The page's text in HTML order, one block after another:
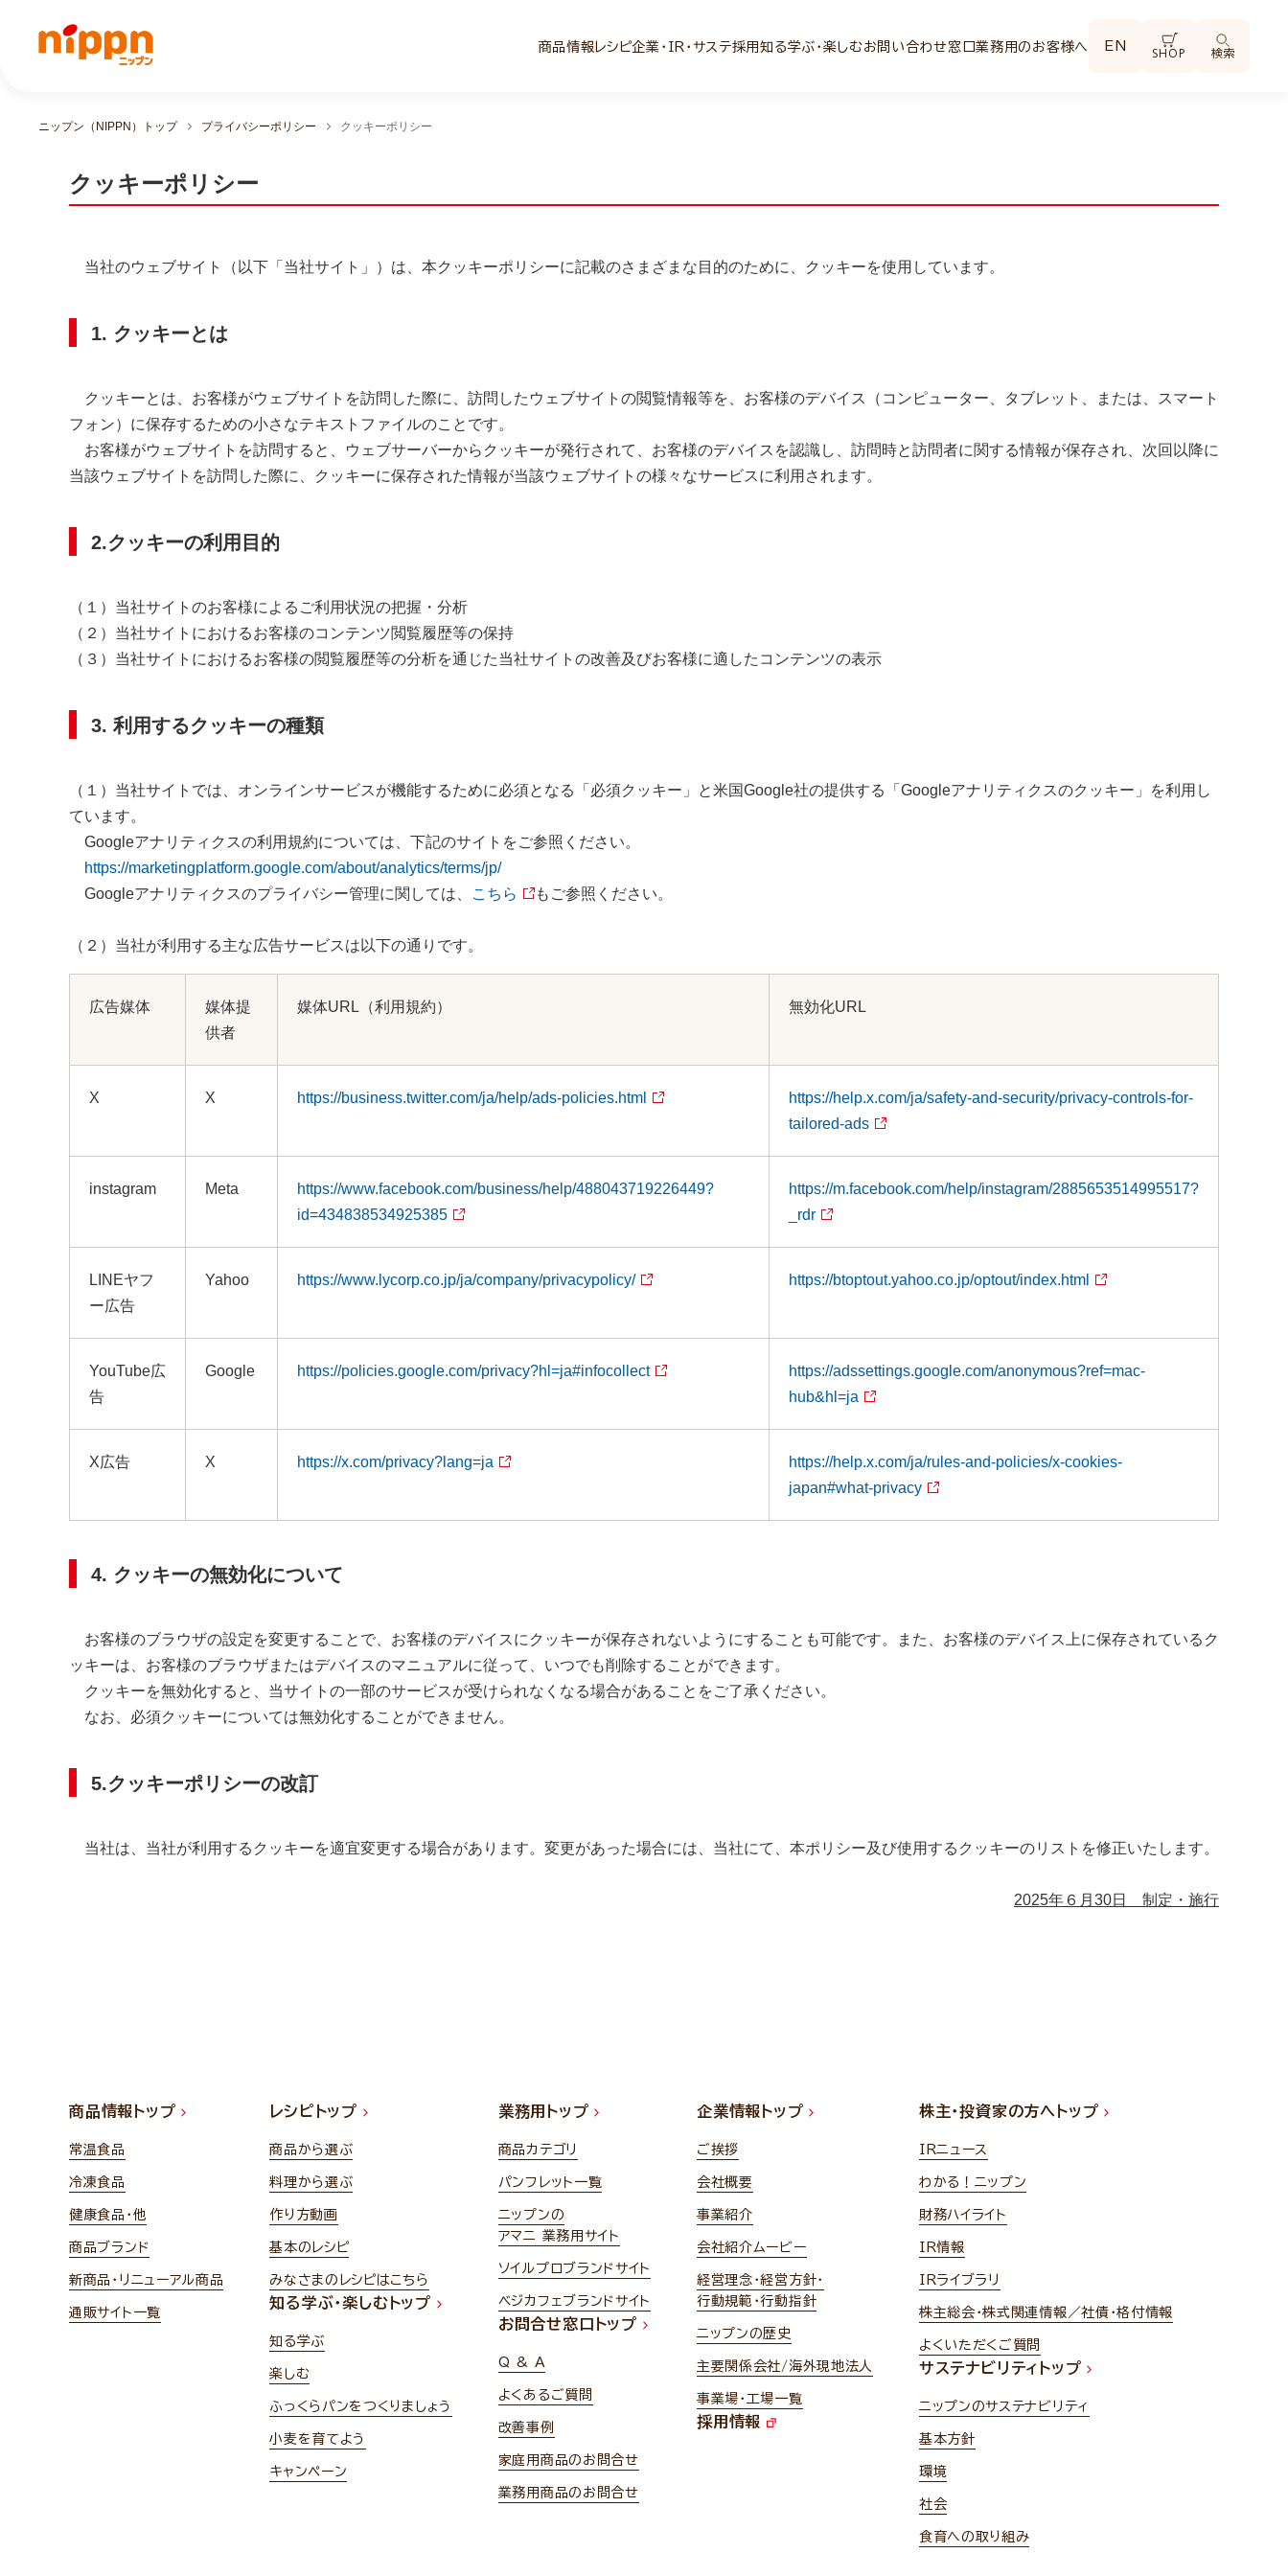
商品情報 レシピ企業・IR・サステ採用知る学ぶ・楽しむお問い合わせ窓口業務用のお客様へ EN SHOP 検索
ニップン（NIPPN）トップ プライバシーポリシー クッキーポリシー
クッキーポリシー
当社のウェブサイト（以下「当社サイト」）は、本クッキーポリシーに記載のさまざまな目的のために、クッキーを使用しています。
1. クッキーとは
クッキーとは、お客様がウェブサイトを訪問した際に、訪問したウェブサイトの閲覧情報等を、お客様のデバイス（コンピューター、タブレット、または、スマート
フォン）に保存するための小さなテキストファイルのことです。
お客様がウェブサイトを訪問すると、ウェブサーバーからクッキーが発行されて、お客様のデバイスを認識し、訪問時と訪問者に関する情報が保存され、次回以降に
当該ウェブサイトを訪問した際に、クッキーに保存された情報が当該ウェブサイトの様々なサービスに利用されます。
2.クッキーの利用目的
（１）当社サイトのお客様によるご利用状況の把握・分析
（２）当社サイトにおけるお客様のコンテンツ閲覧履歴等の保持
（３）当社サイトにおけるお客様の閲覧履歴等の分析を通じた当社サイトの改善及びお客様に適したコンテンツの表示
3. 利用するクッキーの種類
（１）当社サイトでは、オンラインサービスが機能するために必須となる「必須クッキー」と米国Google社の提供する「Googleアナリティクスのクッキー」を利用し
ています。
Googleアナリティクスの利用規約については、下記のサイトをご参照ください。
https://marketingplatform.google.com/about/analytics/terms/jp/
Googleアナリティクスのプライバシー管理に関しては、
こちら もご参照ください。
（２）当社が利用する主な広告サービスは以下の通りです。
広告媒体
媒体提
供者
媒体URL（利用規約） 無効化URL
X X https://business.twitter.com/ja/help/ads-policies.html
https://help.x.com/ja/safety-and-security/privacy-controls-for-
tailored-ads
instagram Meta
https://www.facebook.com/business/help/488043719226449?
id=434838534925385
https://m.facebook.com/help/instagram/2885653514995517?
_rdr
LINEヤフ
ー広告
Yahoo https://www.lycorp.co.jp/ja/company/privacypolicy/ https://btoptout.yahoo.co.jp/optout/index.html
YouTube広
告
Google https://policies.google.com/privacy?hl=ja#infocollect
https://adssettings.google.com/anonymous?ref=mac-
hub&hl=ja
X広告 X https://x.com/privacy?lang=ja
https://help.x.com/ja/rules-and-policies/x-cookies-
japan#what-privacy
4. クッキーの無効化について
お客様のブラウザの設定を変更することで、お客様のデバイスにクッキーが保存されないようにすることも可能です。また、お客様のデバイス上に保存されているク
ッキーは、お客様のブラウザまたはデバイスのマニュアルに従って、いつでも削除することができます。
クッキーを無効化すると、当サイトの一部のサービスが受けられなくなる場合があることをご了承ください。
なお、必須クッキーについては無効化することができません。
5.クッキーポリシーの改訂
当社は、当社が利用するクッキーを適宜変更する場合があります。変更があった場合には、当社にて、本ポリシー及び使用するクッキーのリストを修正いたします。
2025年６月30日 制定・施行
商品情報トップ
常温食品
冷凍食品
健康食品・他
商品ブランド
新商品・リニューアル商品
通販サイト一覧
レシピトップ
商品から選ぶ
料理から選ぶ
作り方動画
基本のレシピ
みなさまのレシピはこちら
知る学ぶ・楽しむトップ
知る学ぶ
楽しむ
ふっくらパンをつくりましょう
小麦を育てよう
キャンペーン
業務用トップ
商品カテゴリ
パンフレット一覧
ニップンの
アマニ 業務用サイト
ソイルプロブランドサイト
ベジカフェブランドサイト
お問合せ窓口トップ
Q & A
よくあるご質問
改善事例
家庭用商品のお問合せ
業務用商品のお問合せ
企業情報トップ
ご挨拶
会社概要
事業紹介
会社紹介ムービー
経営理念・経営方針・
行動規範・行動指針
ニップンの歴史
主要関係会社/海外現地法人
事業場・工場一覧
採用情報
株主・投資家の方へトップ
IRニュース
わかる！ニップン
財務ハイライト
IR情報
IRライブラリ
株主総会・株式関連情報／社債・格付情報
よくいただくご質問
サステナビリティトップ
ニップンのサステナビリティ
基本方針
環境
社会
食育への取り組み